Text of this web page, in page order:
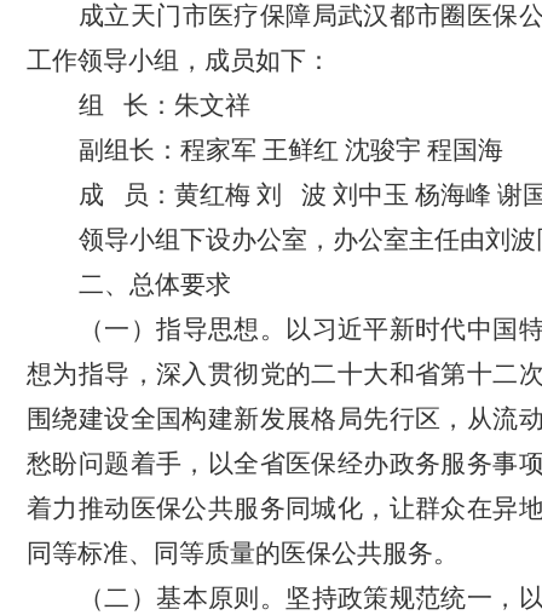
成立天门市医疗保障局武汉都市圈医保
工作领导小组，成员如下：
组
长：朱文祥
副组长：程家军 王鲜红 沈骏宇 程国海
成
员：黄红梅 刘 波 刘中玉 杨海峰 谢
领导小组下设办公室，办公室主任由刘
二、总体要求
（一）指导思想。
以习近平新时代中国
想为指导，深入贯彻党的二十大和省第十二
围绕建设全国构建新发展格局先行区，从流
愁盼问题着手，以全省医保经办政务服务事
着力推动医保公共服务同城化，让群众在异
同等标准、同等质量的医保公共服务。
（二）基本原则。 坚持政策规范统一 ，